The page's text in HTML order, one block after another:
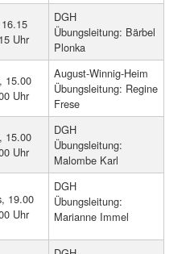
Uhr
DGH
Übungsleitung: Bärbel
Plonka
15.00
Uhr
August-Winnig-Heim
Übungsleitung: Regine
Frese
15.00
Uhr
DGH
Übungsleitung:
Malombe Karl
19.00
Uhr
DGH
Übungsleitung:
Marianne Immel